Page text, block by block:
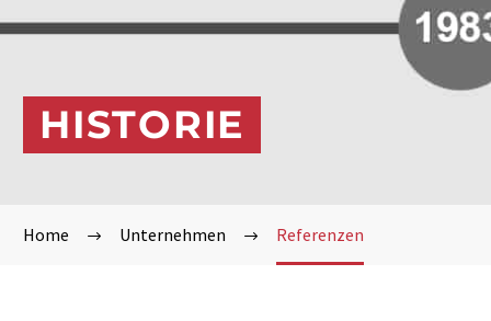
HISTORIE
Home Unternehmen Referenzen